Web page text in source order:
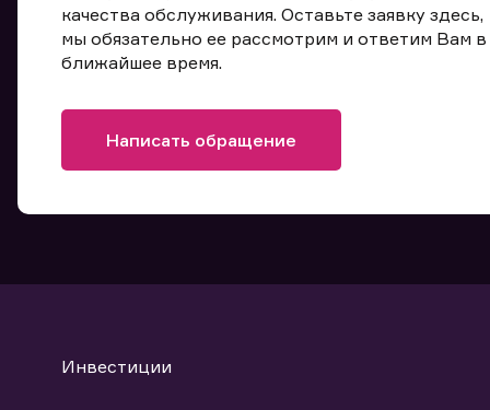
качества обслуживания. Оставьте заявку здесь,
мы обязательно ее рассмотрим и ответим Вам в
ближайшее время.
Написать обращение
Инвестиции